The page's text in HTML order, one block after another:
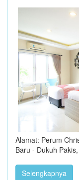
Alamat: Perum
Baru - Dukuh
Selengkapnya